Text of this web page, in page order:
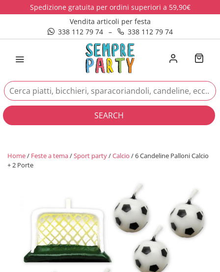
Spedizione gratuita per ordini superiori a 59,90€
Vendita articoli per festa
338 112 79 74
– 338 112 79 74
SEARCH
Home/ Feste a tema/Sport party/Calcio / 6 Candeline Palloni Calcio
+ 2 Porte